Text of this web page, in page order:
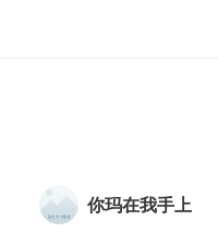
你玛在我手上